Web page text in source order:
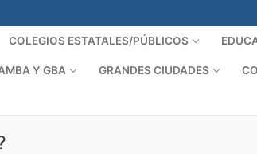
COLEGIOS ESTATALES/PÚBLICOS
Y GBA GRANDES CIUDADES